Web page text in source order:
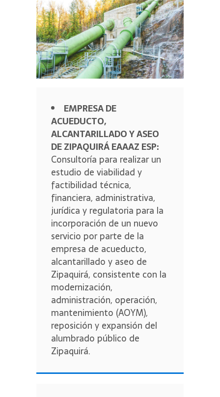
EMPRESA DE
ACUEDUCTO,
ALCANTARILLADO Y ASEO
DE ZIPAQUIRÁ EAAAZ ESP:
Consultoría para realizar un
estudio de viabilidad y
factibilidad técnica,
financiera, administrativa,
jurídica y regulatoria para la
incorporación de un nuevo
servicio por parte de la
empresa de acueducto,
alcantarillado y aseo de
Zipaquirá, consistente con la
modernización,
administración, operación,
mantenimiento (AOYM),
reposición y expansión del
alumbrado público de
Zipaquirá.